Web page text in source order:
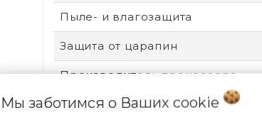
Пыле- и влагозащита
Защита от царапин
Производитель процессора
Аккумулятор
Мы заботимся о Ваших cookie